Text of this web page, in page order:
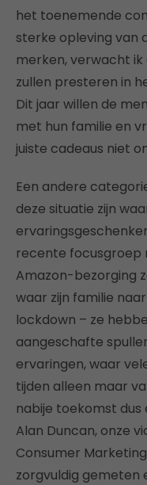
het toenemende
sterke opleving van
merken, verwacht
zullen presteren in
Dit jaar willen de
met hun familie en
juiste cadeaus niet
Een andere
deze situatie zijn
recente focusgroep
Amazon-bezorging
waar zijn familie
lockdown – ze
aangeschafte
ervaringen, waar
tijden alleen maar
nabije toekomst dus
Alan Duncan, onze
Consumer
zorgvuldig gemeten